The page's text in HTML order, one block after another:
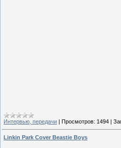
Интервью, передачи Просмотров: 1494
Linkin Park Cover Beastie Boys